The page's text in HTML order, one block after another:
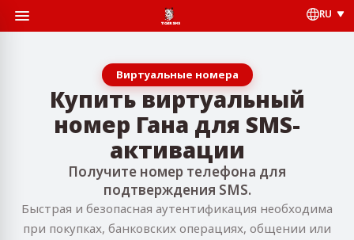
RU
Виртуальные номера
Купить виртуальный
номер Гана для SMS-
активации
Получите номер телефона для
подтверждения SMS.
Быстрая и безопасная аутентификация необходима
при покупках, банковских операциях, общении или